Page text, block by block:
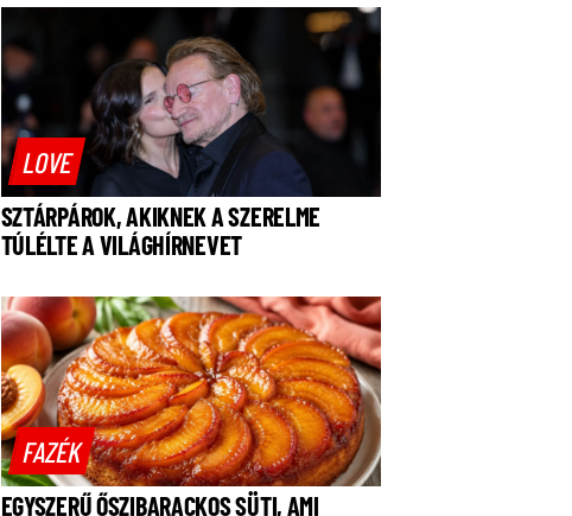
LOVE
SZTÁRPÁROK, AKIKNEK A SZERELME
TÚLÉLTE A VILÁGHÍRNEVET
FAZÉK
EGYSZERŰ ŐSZIBARACKOS SÜTI, AMI